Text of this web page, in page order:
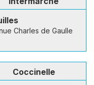
Charles de Gaulle
Coccinelle